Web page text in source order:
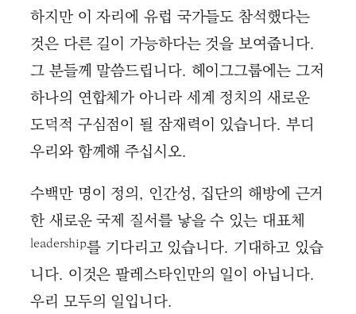
하지만 이 자리에 유럽 국가들도 참석했다는
것은 다른 길이 가능하다는 것을 보여줍니다.
그 분들께 말씀드립니다. 헤이그그룹에는 그저
하나의 연합체가 아니라 세계 정치의 새로운
도덕적 구심점이 될 잠재력이 있습니다. 부디
우리와 함께해 주십시오.
수백만 명이 정의, 인간성, 집단의 해방에 근거
한 새로운 국제 질서를 낳을 수 있는 대표체
leadership를 기다리고 있습니다. 기대하고 있습
니다. 이것은 팔레스타인만의 일이 아닙니다.
우리 모두의 일입니다.